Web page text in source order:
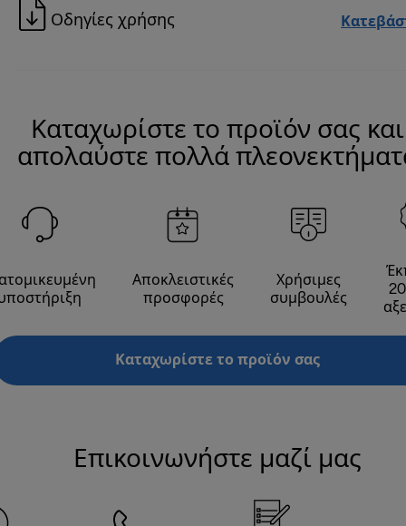
Οδηγίες χρήσης
Καταχωρίστε το προϊόν σας και
απολαύστε πολλά
Αποκλειστικές
προσφορές
Χρήσιμες
συμβουλές
Καταχωρίστε το προϊόν σας
Επικοινωνήστε μαζί μας